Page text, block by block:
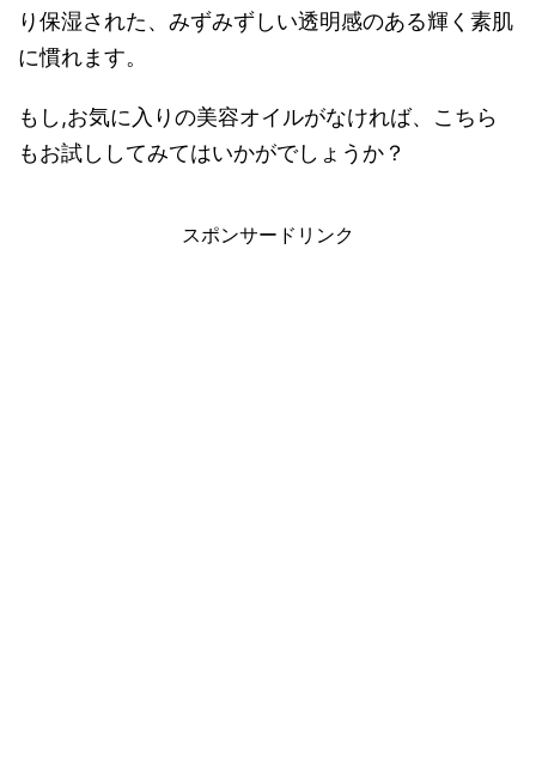
り保湿された、みずみずしい透明感のある輝く素肌
に慣れます。
もし,お気に入りの美容オイルがなければ、こちら
もお試ししてみてはいかがでしょうか？
スポンサードリンク